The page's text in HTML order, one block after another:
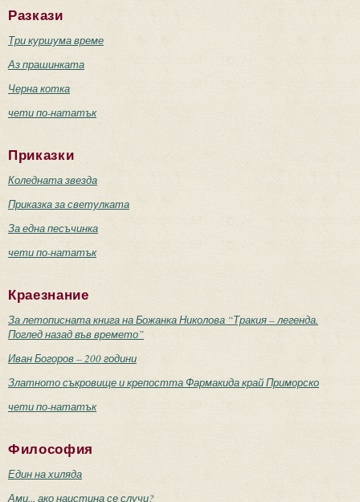
Разкази
Три куршума време
Аз прашинката
Черна котка
чети по-нататък
Приказки
Коледната звезда
Приказка за светулката
За една песъчинка
чети по-нататък
Краезнание
За летописната книга на Божанка Николова “Тракия – легенда.
Поглед назад във времето”
Иван Богоров – 200 години
Златното съкровище и крепостта Фармакида край Приморско
чети по-нататък
Философия
Един на хиляда
Ами... ако наистина се случи?